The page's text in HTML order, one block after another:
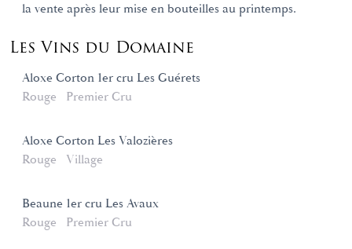
la vente après leur mise en bouteilles au printemps.
Les Vins du Domaine
Aloxe Corton 1er cru Les Guérets
Rouge
Premier Cru
Aloxe Corton Les Valozières
Rouge
Village
Beaune 1er cru Les Avaux
Rouge
Premier Cru